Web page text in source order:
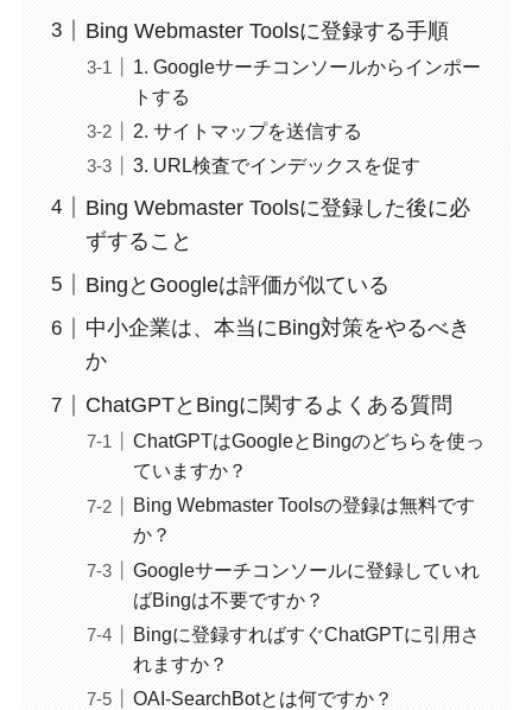
Bing Webmaster Toolsに登録する手順
1. Googleサーチコンソールからインポー
トする
2. サイトマップを送信する
3. URL検査でインデックスを促す
Bing Webmaster Toolsに登録した後に必
ずすること
BingとGoogleは評価が似ている
中小企業は、本当にBing対策をやるべき
か
ChatGPTとBingに関するよくある質問
ChatGPTはGoogleとBingのどちらを使っ
ていますか？
Bing Webmaster Toolsの登録は無料です
か？
Googleサーチコンソールに登録していれ
ばBingは不要ですか？
Bingに登録すればすぐChatGPTに引用さ
れますか？
OAI-SearchBotとは何ですか？